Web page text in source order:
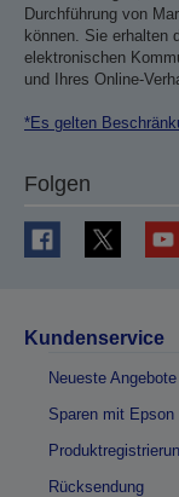
Durchführung von
können. Sie erhalten
elektronischen
und Ihres Online-
*Es gelten
Folgen
Kundenservice
Neueste Angebote
Sparen mit Epson
Rücksendung